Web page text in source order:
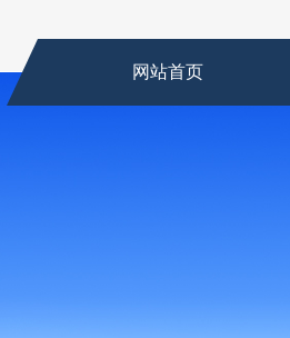
网站首页